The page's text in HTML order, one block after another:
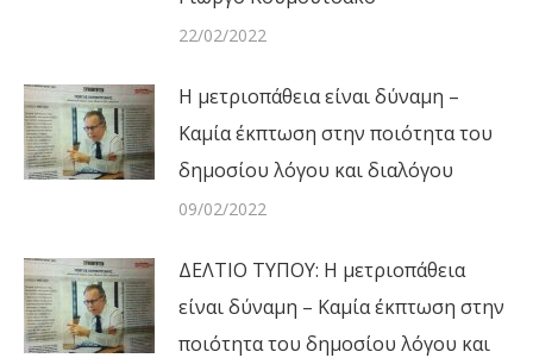
22/02/2022
Η μετριοπάθεια είναι δύναμη –
Καμία έκπτωση στην ποιότητα του
δημοσίου λόγου και διαλόγου
09/02/2022
ΔΕΛΤΙΟ ΤΥΠΟΥ: Η μετριοπάθεια
είναι δύναμη – Καμία έκπτωση στην
ποιότητα του δημοσίου λόγου και